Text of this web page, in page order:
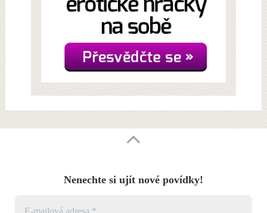
Nenechte si ujít nové povídky!